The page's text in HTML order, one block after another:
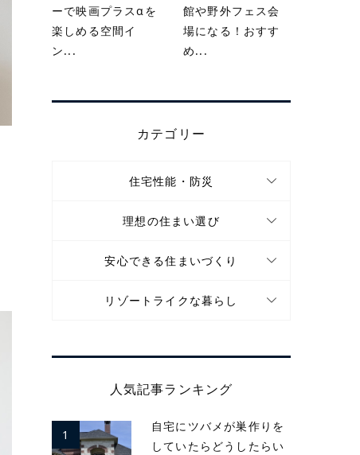
ーで映画プラスαを
楽しめる空間イ
ン...
館や野外フェス会
場になる！おすす
め...
カテゴリー
住宅性能・防災
理想の住まい選び
安心できる住まいづくり
リゾートライクな暮らし
人気記事ランキング
1
自宅にツバメが巣作りを
していたらどうしたらい